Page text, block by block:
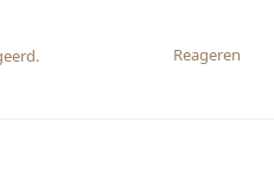
Reageren